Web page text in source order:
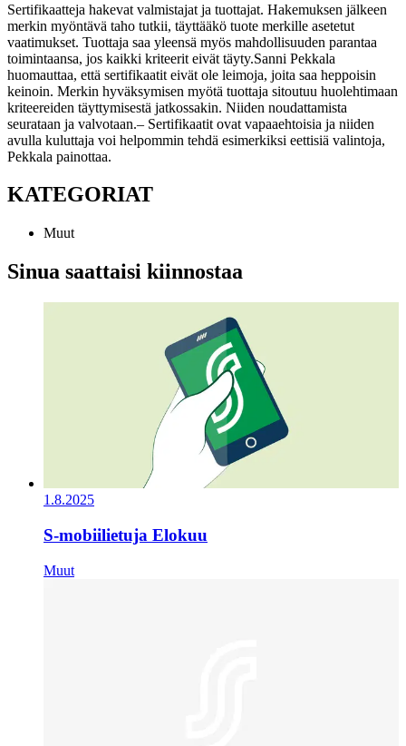
Sertifikaatteja hakevat valmistajat ja tuottajat. Hakemuksen jälkeen
merkin myöntävä taho tutkii, täyttääkö tuote merkille asetetut
vaatimukset. Tuottaja saa yleensä myös mahdollisuuden parantaa
toimintaansa, jos kaikki kriteerit eivät täyty.Sanni Pekkala
huomauttaa, että sertifikaatit eivät ole leimoja, joita saa heppoisin
keinoin. Merkin hyväksymisen myötä tuottaja sitoutuu huolehtimaan
kriteereiden täyttymisestä jatkossakin. Niiden noudattamista
seurataan ja valvotaan.– Sertifikaatit ovat vapaaehtoisia ja niiden
avulla kuluttaja voi helpommin tehdä esimerkiksi eettisiä valintoja,
Pekkala painottaa.
KATEGORIAT
Muut
Sinua saattaisi kiinnostaa
1.8.2025
S-mobiilietuja Elokuu
Muut